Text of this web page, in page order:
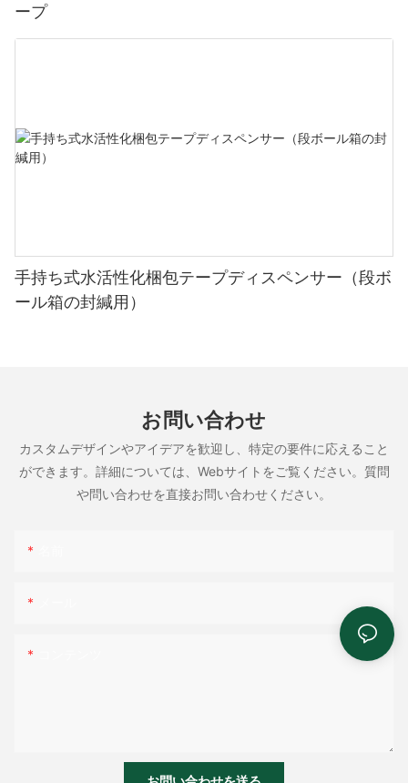
ープ
手持ち式水活性化梱包テープディスペンサー（段ボ
ール箱の封緘用）
お問い合わせ
カスタムデザインやアイデアを歓迎し、特定の要件に応えること
ができます。詳細については、Webサイトをご覧ください。質問
や問い合わせを直接お問い合わせください。